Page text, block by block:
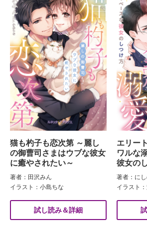
猫も杓子も恋次第 ～麗し
の御曹司さまはウブな彼女
に癒やされたい～
著者：田沢みん
イラスト：小島ちな
試し読み＆詳細
エリー
ワルな
彼女の
著者：に
イラスト